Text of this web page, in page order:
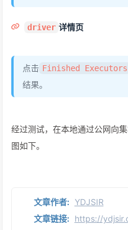
driver 详情页
点击 Finished Executors